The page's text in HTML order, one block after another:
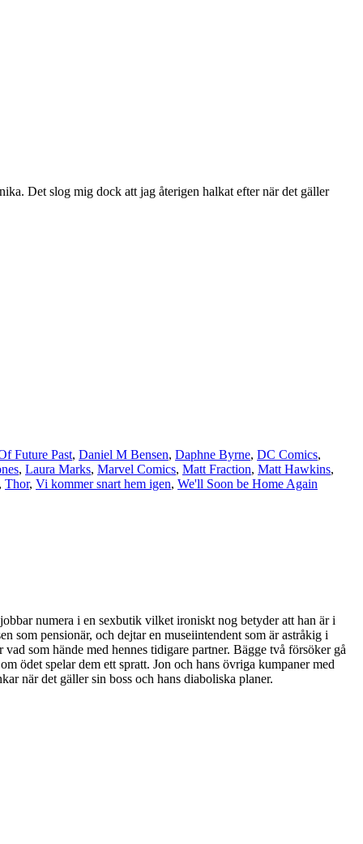
Det slog mig dock att jag återigen halkat efter när det gäller
Future Past, Daniel M Bensen, Daphne Byrne, DC Comics,
, Laura Marks, Marvel Comics, Matt Fraction, Matt Hawkins,
, Thor, Vi kommer snart hem igen, We'll Soon be Home Again
numera i en sexbutik vilket ironiskt nog betyder att han är i
som pensionär, och dejtar en museiintendent som är astråkig i
som hände med hennes tidigare partner. Bägge två försöker gå
ödet spelar dem ett spratt. Jon och hans övriga kumpaner med
när det gäller sin boss och hans diaboliska planer.